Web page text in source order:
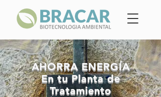
AHORRA ENERGÍA
En tu Planta de
Tratamiento